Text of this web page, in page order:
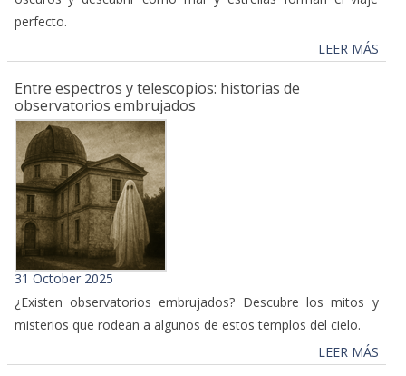
perfecto.
LEER MÁS
Entre espectros y telescopios: historias de
observatorios embrujados
31 October 2025
¿Existen observatorios embrujados? Descubre los mitos y
misterios que rodean a algunos de estos templos del cielo.
LEER MÁS